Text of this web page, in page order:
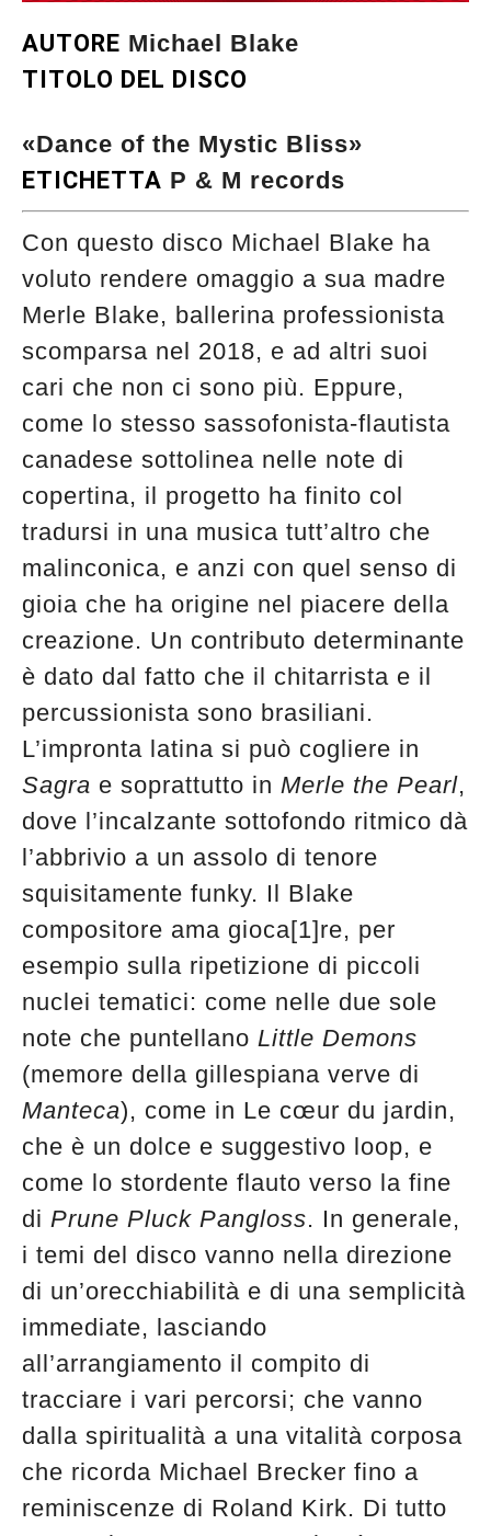
Musica Jazz di luglio 2026 è in
edicola
AUTORE Michael Blake
TITOLO DEL DISCO
«Dance of the Mystic Bliss»
ETICHETTA P & M records
Con questo disco Michael Blake ha
voluto rendere omaggio a sua madre
Merle Blake, ballerina professionista
scomparsa nel 2018, e ad altri suoi
cari che non ci sono più. Eppure,
come lo stesso sassofonista-flautista
canadese sottolinea nelle note di
copertina, il progetto ha finito col
tradursi in una musica tutt’altro che
malinconica, e anzi con quel senso di
gioia che ha origine nel piacere della
creazione. Un contributo determinante
è dato dal fatto che il chitarrista e il
percussionista sono brasiliani.
L’impronta latina si può cogliere in
Sagra e soprattutto in Merle the Pearl,
dove l’incalzante sottofondo ritmico dà
l’abbrivio a un assolo di tenore
squisitamente funky. Il Blake
compositore ama gioca[1]re, per
esempio sulla ripetizione di piccoli
nuclei tematici: come nelle due sole
note che puntellano Little Demons
(memore della gillespiana verve di
Manteca), come in Le cœur du jardin,
che è un dolce e suggestivo loop, e
come lo stordente flauto verso la fine
di Prune Pluck Pangloss. In generale,
i temi del disco vanno nella direzione
di un’orecchiabilità e di una semplicità
immediate, lasciando
all’arrangiamento il compito di
tracciare i vari percorsi; che vanno
dalla spiritualità a una vitalità corposa
che ricorda Michael Brecker fino a
reminiscenze di Roland Kirk. Di tutto